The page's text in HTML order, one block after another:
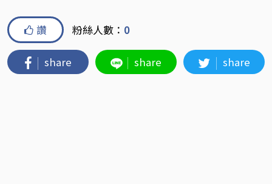
讚 粉絲人數： 0
share share share